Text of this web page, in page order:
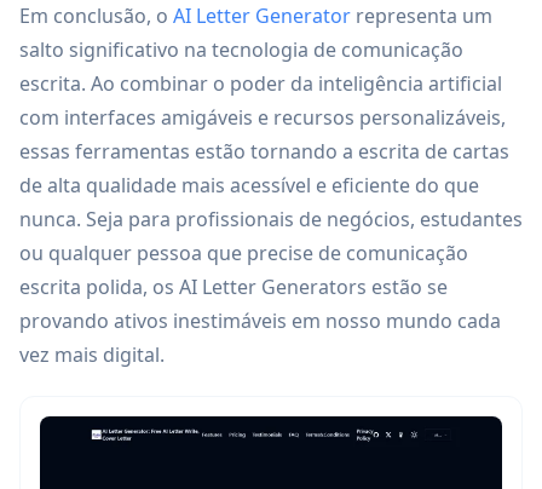
Em conclusão, o AI Letter Generator representa um
salto significativo na tecnologia de comunicação
escrita. Ao combinar o poder da inteligência artificial
com interfaces amigáveis e recursos personalizáveis,
essas ferramentas estão tornando a escrita de cartas
de alta qualidade mais acessível e eficiente do que
nunca. Seja para profissionais de negócios, estudantes
ou qualquer pessoa que precise de comunicação
escrita polida, os AI Letter Generators estão se
provando ativos inestimáveis em nosso mundo cada
vez mais digital.